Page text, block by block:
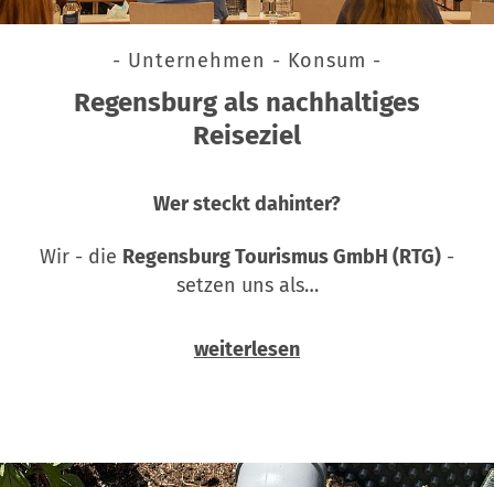
- Unternehmen - Konsum -
Regensburg als nachhaltiges
Reiseziel
Wer steckt dahinter?
Wir - die Regensburg Tourismus GmbH (RTG) -
setzen uns als…
weiterlesen